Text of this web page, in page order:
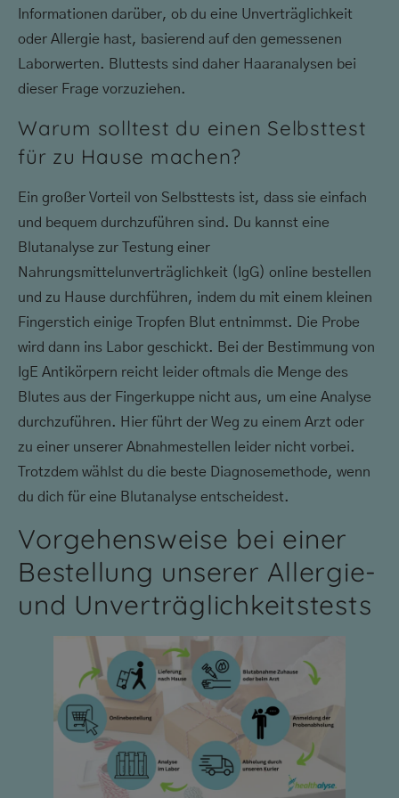
Informationen darüber, ob du eine Unverträglichkeit
oder Allergie hast, basierend auf den gemessenen
Laborwerten. Bluttests sind daher Haaranalysen bei
dieser Frage vorzuziehen.
Warum solltest du einen Selbsttest
für zu Hause machen?
Ein großer Vorteil von Selbsttests ist, dass sie einfach
und bequem durchzuführen sind. Du kannst eine
Blutanalyse zur Testung einer
Nahrungsmittelunverträglichkeit (IgG) online bestellen
und zu Hause durchführen, indem du mit einem kleinen
Fingerstich einige Tropfen Blut entnimmst. Die Probe
wird dann ins Labor geschickt. Bei der Bestimmung von
IgE Antikörpern reicht leider oftmals die Menge des
Blutes aus der Fingerkuppe nicht aus, um eine Analyse
durchzuführen. Hier führt der Weg zu einem Arzt oder
zu einer unserer Abnahmestellen leider nicht vorbei.
Trotzdem wählst du die beste Diagnosemethode, wenn
du dich für eine Blutanalyse entscheidest.
Vorgehensweise bei einer
Bestellung unserer Allergie-
und Unverträglichkeitstests